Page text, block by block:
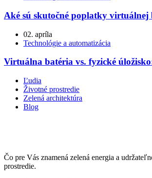
Aké sú skutočné poplatky virtuálnej
02. apríla
Technológie a automatizácia
Virtuálna batéria vs. fyzické
Ľudia
Životné prostredie
Zelená architektúra
Blog
Čo pre Vás znamená zelená energia a
prostredie.